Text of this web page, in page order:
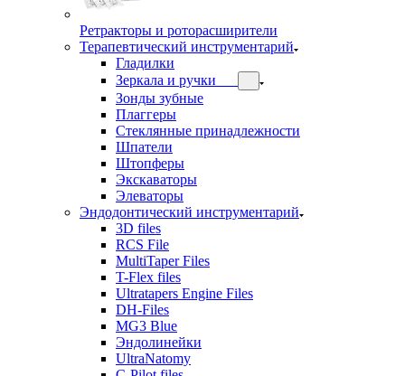
Ретракторы и роторасширители
Терапевтический инструментарий
Гладилки
Зеркала и ручки
Зонды зубные
Плаггеры
Стеклянные принадлежности
Шпатели
Штопферы
Экскаваторы
Элеваторы
Эндодонтический инструментарий
3D files
RCS File
MultiTaper Files
T-Flex files
Ultratapers Engine Files
DH-Files
MG3 Blue
Эндолинейки
UltraNatomy